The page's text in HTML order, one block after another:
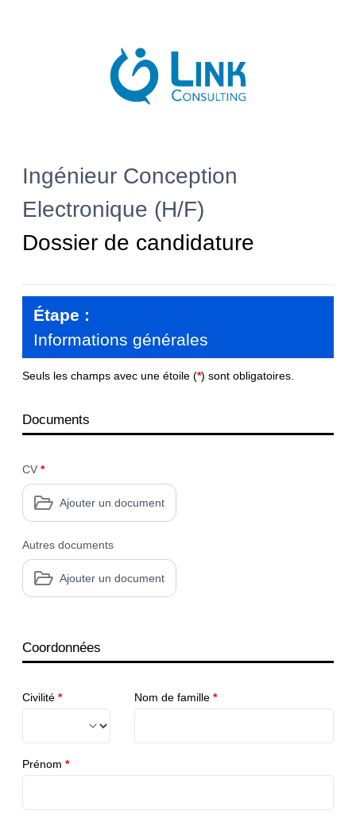
Ingénieur Conception
Electronique (H/F)
Dossier de candidature
Étape :
Informations générales
Seuls les champs avec une étoile (*) sont obligatoires.
Documents
CV *
Ajouter un document
Autres documents
Ajouter un document
Coordonnées
Civilité * Nom de famille *
Prénom *